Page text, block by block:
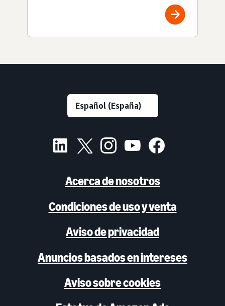
Acerca de nosotros
Condiciones de uso y venta
Aviso de privacidad
Anuncios basados en intereses
Aviso sobre cookies